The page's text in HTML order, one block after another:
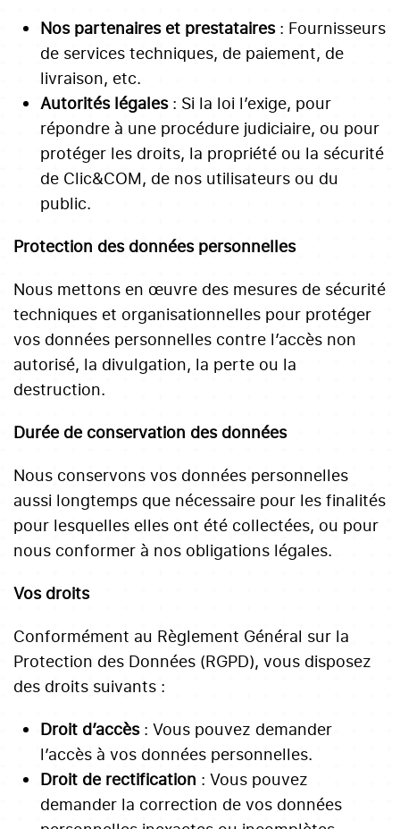
Nos partenaires et prestataires: Fournisseurs
de services techniques, de paiement, de
livraison, etc.
Autorités légales: Si la loi l’exige, pour
répondre à une procédure judiciaire, ou pour
protéger les droits, la propriété ou la sécurité
de Clic&COM, de nos utilisateurs ou du
public.
Protection des données personnelles
Nous mettons en œuvre des mesures de sécurité
techniques et organisationnelles pour protéger
vos données personnelles contre l’accès non
autorisé, la divulgation, la perte ou la
destruction.
Durée de conservation des données
Nous conservons vos données personnelles
aussi longtemps que nécessaire pour les finalités
pour lesquelles elles ont été collectées, ou pour
nous conformer à nos obligations légales.
Vos droits
Conformément au Règlement Général sur la
Protection des Données (RGPD), vous disposez
des droits suivants :
Droit d’accès: Vous pouvez demander
l’accès à vos données personnelles.
Droit de rectification : Vous pouvez
demander la correction de vos données